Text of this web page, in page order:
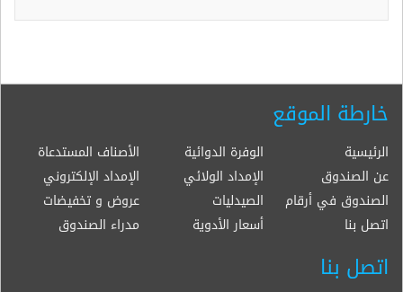
خارطة الموقع
الرئيسية الوفرة الدوائية
الأصناف المستدعاة
عن الصندوق
الإمداد الولائي
الإمداد الإلكتروني
الصندوق في أرقام
الصيدليات
عروض و تخفيضات
اتصل بنا
أسعار الأدوية مدراء الصندوق
اتصل بنا